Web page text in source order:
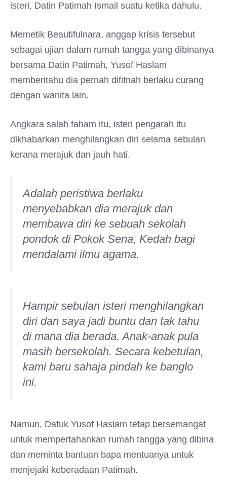
isteri, Datin Patimah Ismail suatu ketika dahulu.
Memetik Beautifulnara, anggap krisis tersebut
sebagai ujian dalam rumah tangga yang dibinanya
bersama Datin Patimah, Yusof Haslam
memberitahu dia pernah difitnah berlaku curang
dengan wanita lain.
Angkara salah faham itu, isteri pengarah itu
dikhabarkan menghilangkan diri selama sebulan
kerana merajuk dan jauh hati.
Adalah peristiwa berlaku
menyebabkan dia merajuk dan
membawa diri ke sebuah sekolah
pondok di Pokok Sena, Kedah bagi
mendalami ilmu agama.
Hampir sebulan isteri menghilangkan
diri dan saya jadi buntu dan tak tahu
di mana dia berada. Anak-anak pula
masih bersekolah. Secara kebetulan,
kami baru sahaja pindah ke banglo
ini.
Namun, Datuk Yusof Haslam tetap bersemangat
untuk mempertahankan rumah tangga yang dibina
dan meminta bantuan bapa mentuanya untuk
menjejaki keberadaan Patimah.